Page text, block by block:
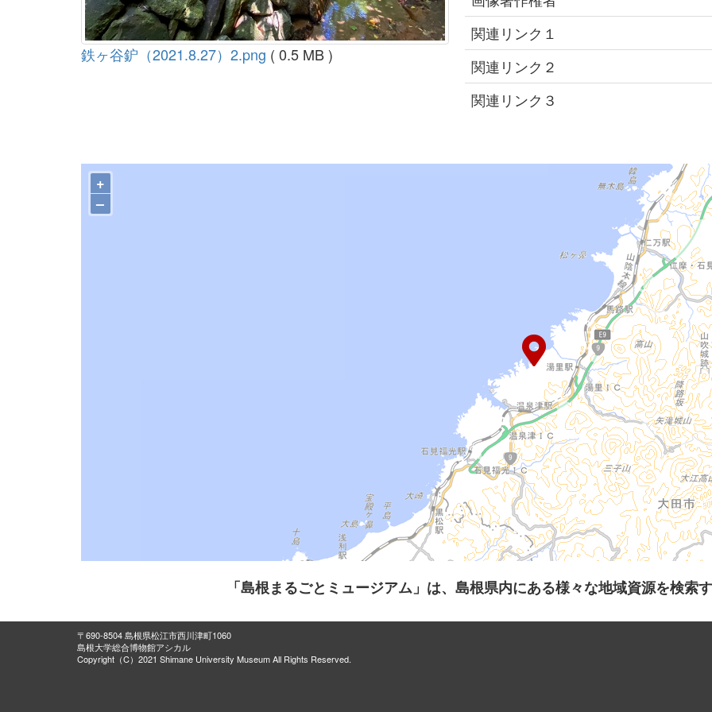
鉄ヶ谷鈩（2021.8.27）2.png ( 0.5 MB )
関連リンク１
関連リンク２
関連リンク３
+
–
「島根まるごとミュージアム」は、島根県内にある様々な地域資源を検索
〒690-8504 島根県松江市西川津町1060
島根大学総合博物館アシカル
Copyright（C）2021 Shimane University Museum All Rights Reserved.